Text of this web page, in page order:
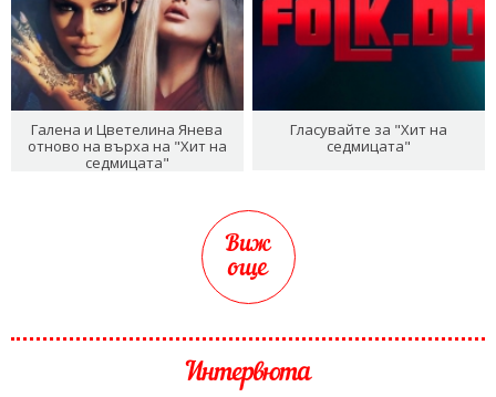
Галена и Цветелина Янева
отново на върха на "Хит на
седмицата"
Гласувайте за "Хит на
седмицата"
Виж
още
Интервюта